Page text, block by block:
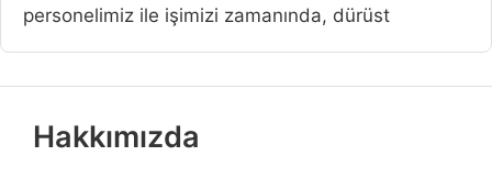
personelimiz ile işimizi zamanında, dürüst
Hakkımızda